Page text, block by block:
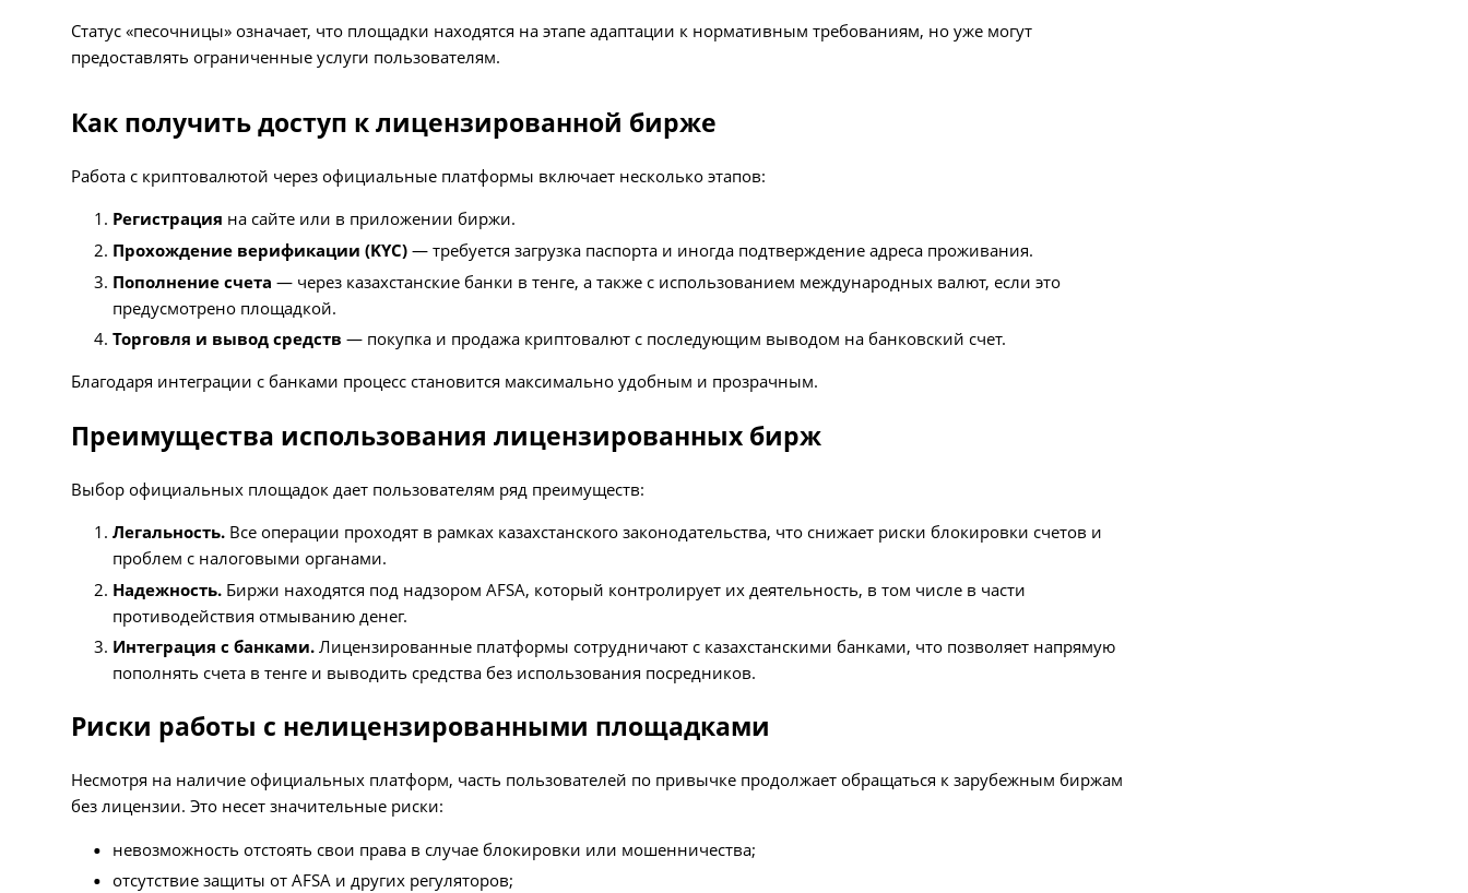
Статус «песочницы» означает, что площадки находятся на этапе адаптации к нормативным требованиям, но уже могут
предоставлять ограниченные услуги пользователям.
Как получить доступ к лицензированной бирже
Работа с криптовалютой через официальные платформы включает несколько этапов:
Регистрация на сайте или в приложении биржи.
Прохождение верификации (KYC) — требуется загрузка паспорта и иногда подтверждение адреса проживания.
Пополнение счета — через казахстанские банки в тенге, а также с использованием международных валют, если это
предусмотрено площадкой.
Торговля и вывод средств — покупка и продажа криптовалют с последующим выводом на банковский счет.
Благодаря интеграции с банками процесс становится максимально удобным и прозрачным.
Преимущества использования лицензированных бирж
Выбор официальных площадок дает пользователям ряд преимуществ:
Легальность. Все операции проходят в рамках казахстанского законодательства, что снижает риски блокировки счетов и
проблем с налоговыми органами.
Надежность. Биржи находятся под надзором AFSA, который контролирует их деятельность, в том числе в части
противодействия отмыванию денег.
Интеграция с банками. Лицензированные платформы сотрудничают с казахстанскими банками, что позволяет напрямую
пополнять счета в тенге и выводить средства без использования посредников.
Риски работы с нелицензированными площадками
Несмотря на наличие официальных платформ, часть пользователей по привычке продолжает обращаться к зарубежным биржам
без лицензии. Это несет значительные риски:
невозможность отстоять свои права в случае блокировки или мошенничества;
отсутствие защиты от AFSA и других регуляторов;